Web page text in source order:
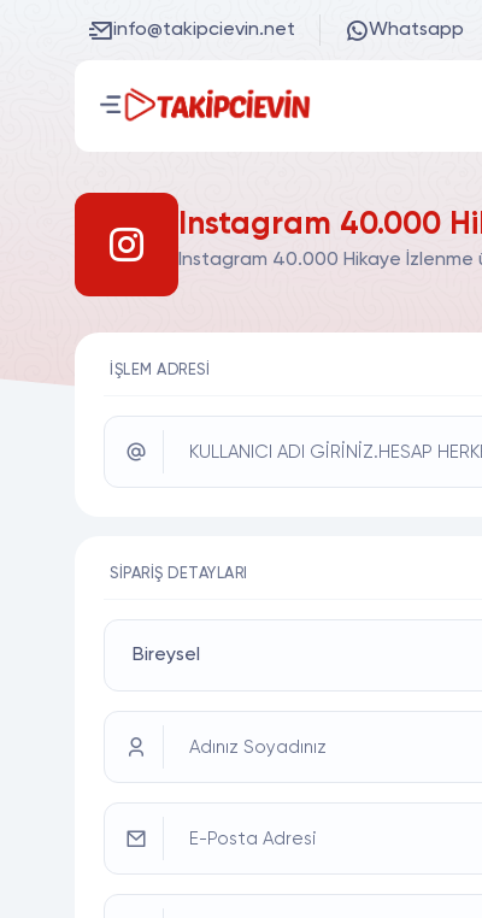
info@takipcievin.net Whatsapp
Instagram 40.000
Instagram 40.000 Hikaye İzlenme
İŞLEM ADRESI
KULLANICI ADI GİRİNİZ.HESAP
SIPARIŞ DETAYLARI
Adınız Soyadınız
E-Posta Adresi